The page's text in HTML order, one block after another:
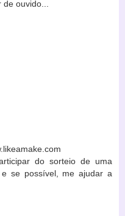
de ouvido...
do sorteio de uma
se possível, me ajudar a